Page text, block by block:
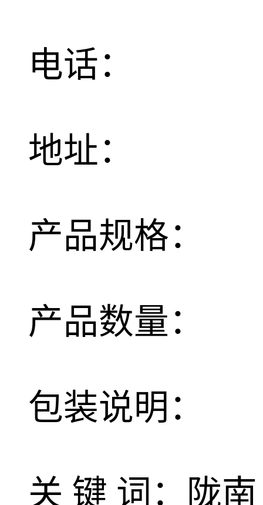
电话：
地址：
产品规格：
产品数量：
包装说明：
关 键 词：陇南